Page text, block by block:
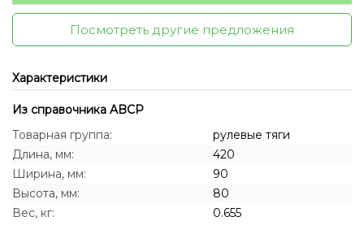
Посмотреть другие предложения
Характеристики
Из справочника ABCP
Товарная группа:
рулевые тяги
Длина, мм:
420
Ширина, мм:
90
Высота, мм:
80
Вес, кг:
0.655